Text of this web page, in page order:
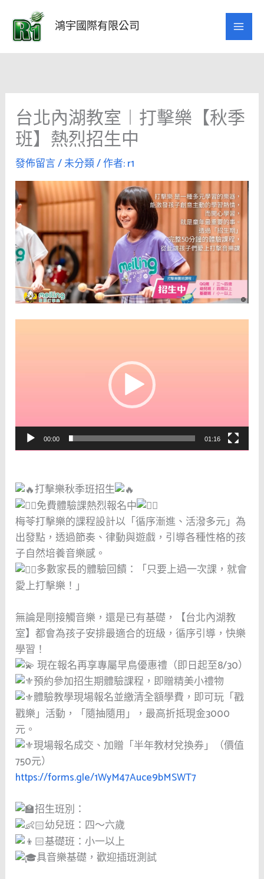
要
鴻宇國際有限公司
台北內湖教室︱打擊樂【秋季
班】熱烈招生中
發佈留言/未分類/ 作者:r1
00:00 01:16
打擊樂秋季班招生
免費體驗課熱烈報名中
梅苓打擊樂的課程設計以「循序漸進、活潑多元」為
出發點，透過節奏、律動與遊戲，引導各種性格的孩
子自然培養音樂感。
多數家長的體驗回饋：「只要上過一次課，就會
愛上打擊樂！」
無論是剛接觸音樂，還是已有基礎，【台北內湖教
室】都會為孩子安排最適合的班級，循序引導，快樂
學習！
現在報名再享專屬早鳥優惠禮（即日起至8/30）
預約參加招生期體驗課程，即贈精美小禮物
體驗教學現場報名並繳清全額學費，即可玩「戳
戳樂」活動，「隨抽隨用」，最高折抵現金3000
元。
現場報名成交、加贈「半年教材兌換券」（價值
750元）
https://forms.gle/1WyM47Auce9bMSWT7
招生班別：
幼兒班：四〜六歲
基礎班：小一以上
具音樂基礎，歡迎插班測試